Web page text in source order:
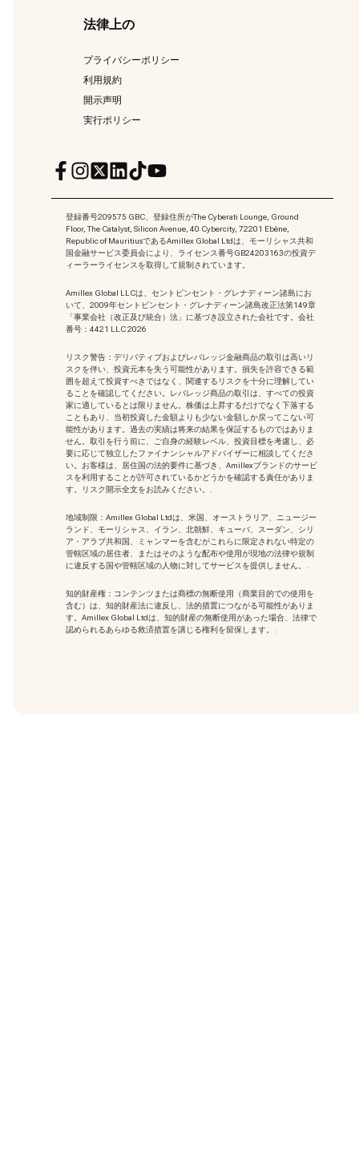
法律上の
プライバシーポリシー
利用規約
開示声明
実行ポリシー
登録番号209575 GBC、登録住所がThe Cyberati Lounge, Ground
Floor, The Catalyst, Silicon Avenue, 40 Cybercity, 72201 Ebène,
Republic of MauritiusであるAmillex Global Ltdは、モーリシャス共和
国金融サービス委員会により、ライセンス番号GB24203163の投資デ
ィーラーライセンスを取得して規制されています。
Amillex Global LLCは、セントビンセント・グレナディーン諸島にお
いて、2009年セントビンセント・グレナディーン諸島改正法第149章
「事業会社（改正及び統合）法」に基づき設立された会社です。会社
番号：4421 LLC 2026
リスク警告：デリバティブおよびレバレッジ金融商品の取引は高いリ
スクを伴い、投資元本を失う可能性があります。損失を許容できる範
囲を超えて投資すべきではなく、関連するリスクを十分に理解してい
ることを確認してください。レバレッジ商品の取引は、すべての投資
家に適しているとは限りません。株価は上昇するだけでなく下落する
こともあり、当初投資した金額よりも少ない金額しか戻ってこない可
能性があります。過去の実績は将来の結果を保証するものではありま
せん。取引を行う前に、ご自身の経験レベル、投資目標を考慮し、必
要に応じて独立したファイナンシャルアドバイザーに相談してくださ
い。お客様は、居住国の法的要件に基づき、Amillexブランドのサービ
スを利用することが許可されているかどうかを確認する責任がありま
す。リスク開示全文をお読みください。.
地域制限：Amillex Global Ltdは、米国、オーストラリア、ニュージー
ランド、モーリシャス、イラン、北朝鮮、キューバ、スーダン、シリ
ア・アラブ共和国、ミャンマーを含むがこれらに限定されない特定の
管轄区域の居住者、またはそのような配布や使用が現地の法律や規制
に違反する国や管轄区域の人物に対してサービスを提供しません。.
知的財産権：コンテンツまたは商標の無断使用
（商業目的での使用を
含む）は、知的財産法に違反し、法的措置につながる可能性がありま
す。Amillex Global Ltdは、知的財産の無断使用があった場合、法律で
認められるあらゆる救済措置を講じる権利を留保します。.